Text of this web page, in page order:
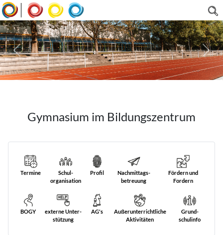
Gymnasium im Bildungszentrum
Termine
Schul­
organisation
Profil
Nach­mittags­
betreuung
Fördern und
Fordern
BOGY
externe Unter­
stützung
AG's
Außer­unterricht­liche
Aktivitäten
Grund­
schulinfo